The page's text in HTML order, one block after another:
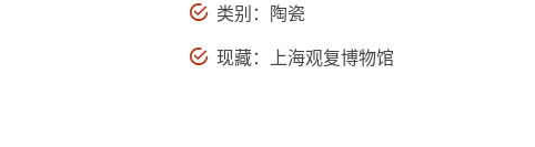
类别：陶瓷
现藏：上海观复博物馆